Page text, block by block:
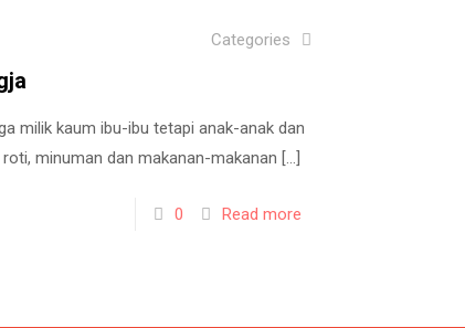
Categories
milik kaum ibu-ibu tetapi anak-anak dan
minuman dan makanan-makanan […]
0 Read more